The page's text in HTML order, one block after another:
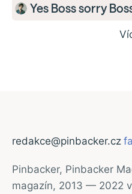
Yes Boss sorry
redakce@pinbacker.cz
Pinbacker, Pinbacker
magazín, 2013 — 2022